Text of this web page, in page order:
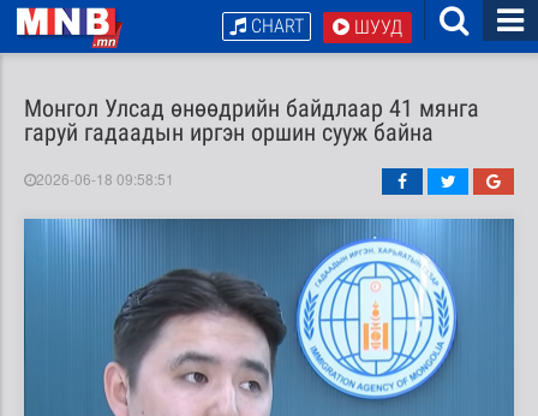
ШУУД
CHART
Монгол Улсад өнөөдрийн байдлаар 41 мянга
гаруй гадаадын иргэн оршин сууж байна
2026-06-18 09:58:51